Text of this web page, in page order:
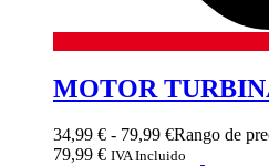
MOTOR
34,99 € - 79,99 €Rango de
79,99 € IVA Incluido